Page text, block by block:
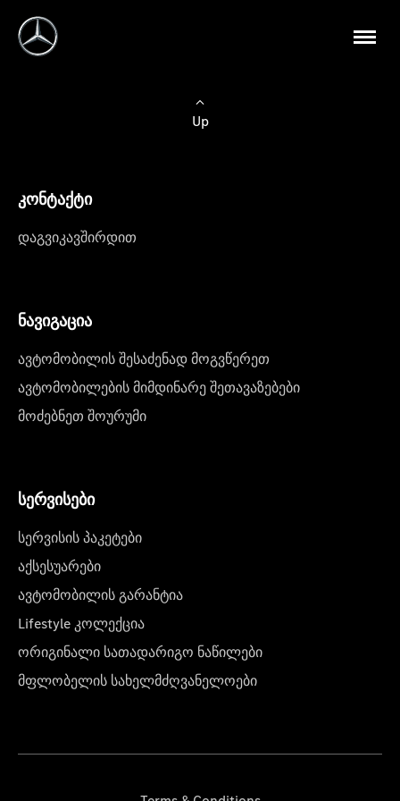
Up
კონტაქტი
დაგვიკავშირდით
ნავიგაცია
ავტომობილის შესაძენად მოგვწერეთ
ავტომობილების მიმდინარე შეთავაზებები
მოძებნეთ შოურუმი
სერვისები
სერვისის პაკეტები
აქსესუარები
ავტომობილის გარანტია
Lifestyle კოლექცია
ორიგინალი სათადარიგო ნაწილები
მფლობელის სახელმძღვანელოები